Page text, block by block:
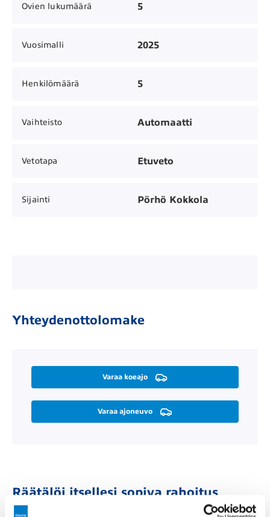
Ovien lukumäärä 5
Vuosimalli 2025
Henkilömäärä 5
Vaihteisto Automaatti
Vetotapa Etuveto
Sijainti Pörhö Kokkola
Yhteydenottolomake
Varaa koeajo
Varaa ajoneuvo
Räätälöi itsellesi sopiva rahoitus